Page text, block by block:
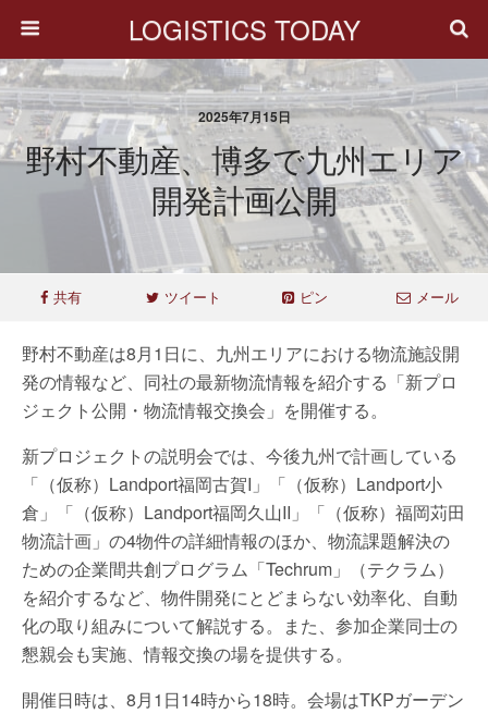
LOGISTICS TODAY
2025年7月15日
野村不動産、博多で九州エリア
開発計画公開
共有 ツイート ピン メール
野村不動産は8月1日に、九州エリアにおける物流施設開
発の情報など、同社の最新物流情報を紹介する「新プロ
ジェクト公開・物流情報交換会」を開催する。
新プロジェクトの説明会では、今後九州で計画している
「（仮称）Landport福岡古賀I」「（仮称）Landport小
倉」「（仮称）Landport福岡久山II」「（仮称）福岡苅田
物流計画」の4物件の詳細情報のほか、物流課題解決の
ための企業間共創プログラム「Techrum」（テクラム）
を紹介するなど、物件開発にとどまらない効率化、自動
化の取り組みについて解説する。また、参加企業同士の
懇親会も実施、情報交換の場を提供する。
開催日時は、8月1日14時から18時。会場はTKPガーデン